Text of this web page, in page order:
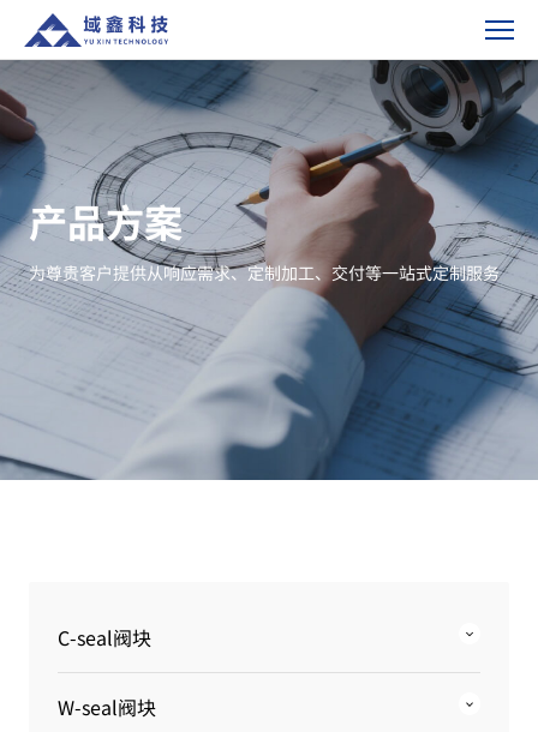
精
密
零
组
件-
产
品
产品方案
为尊贵客户提供从响应需求、定制加工、交付等一站式定制服务
C-seal阀块
W-seal阀块